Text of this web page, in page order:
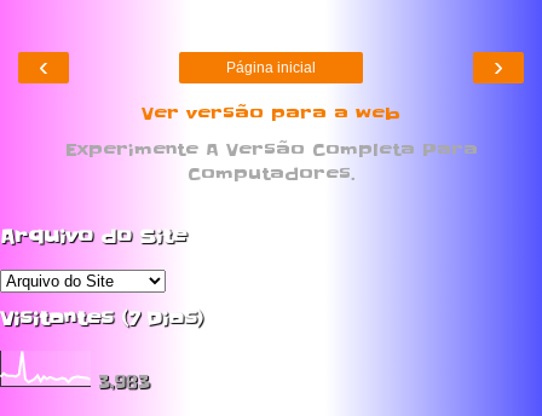
‹ ›
Página inicial
Ver versão para a web
Experimente A Versão Completa Para
Computadores.
Arquivo do Site
Visitantes (7 Dias)
3,983